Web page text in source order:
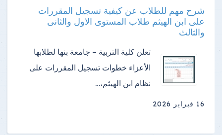
شرح مهم للطلاب عن كيفية تسجيل المقررات
على ابن الهيثم طلاب المستوى الاول والثانى
والثالث
تعلن كلية التربية – جامعة بنها لطلابها
الأعزاء خطوات تسجيل المقررات على
نظام ابن الهيثم،…
16 فبراير 2026